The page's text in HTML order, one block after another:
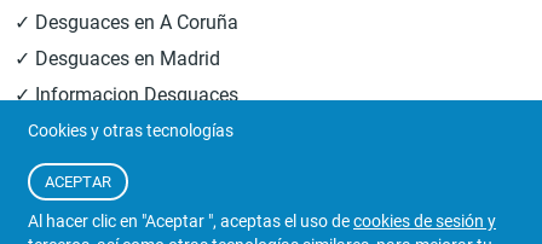
✓ Desguaces en A Coruña
✓ Desguaces en Madrid
✓ Informacion Desguaces
© 2026Central Desguaces Europiezas
reservados.
Cookies y otras tecnologías
ACEPTAR
Al hacer clic en "Aceptar ", aceptas el uso decookies de sesión y